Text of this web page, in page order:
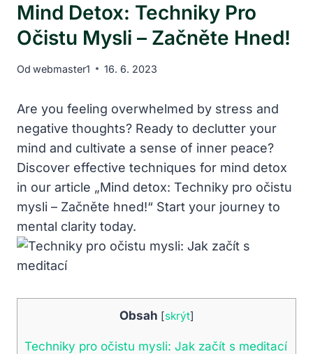
Mind Detox: Techniky Pro
Očistu Mysli – Začněte Hned!
Od webmaster1 16. 6. 2023
Are you feeling overwhelmed by stress and
negative thoughts? Ready to declutter your
mind and cultivate a sense of inner peace?
Discover effective techniques for mind detox
in our article „Mind detox: Techniky pro očistu
mysli – Začněte hned!“ Start your journey to
mental clarity today.
Obsah [skrýt]
Techniky pro očistu mysli: Jak začít s meditací